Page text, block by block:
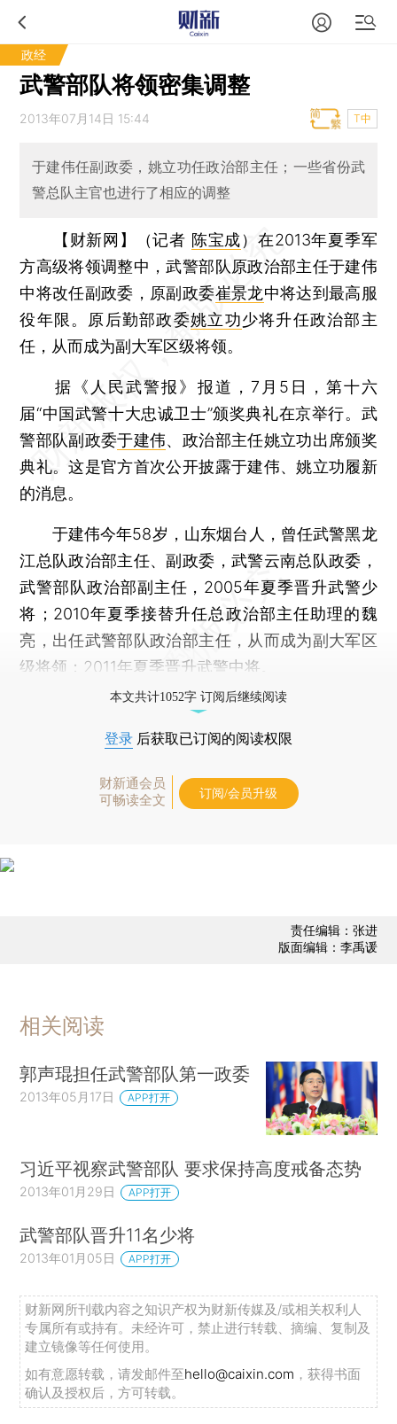
政经
武警部队将领密集调整
2013年07月14日 15:44 T中
于建伟任副政委，姚立功任政治部主任；一些省份武
警总队主官也进行了相应的调整
【财新网】（记者 陈宝成） 在2013年夏季军
方高级将领调整中，武警部队原政治部主任于建伟
中将改任副政委，原副政委崔景龙中将达到最高服
役年限。原后勤部政委姚立功少将升任政治部主
任，从而成为副大军区级将领。
据《人民武警报》报道，7月5日，第十六
届“中国武警十大忠诚卫士”颁奖典礼在京举行。武
警部队副政委于建伟、政治部主任姚立功出席颁奖
典礼。这是官方首次公开披露于建伟、姚立功履新
的消息。
于建伟今年58岁，山东烟台人，曾任武警黑龙
江总队政治部主任、副政委，武警云南总队政委，
武警部队政治部副主任，2005年夏季晋升武警少
将；2010年夏季接替升任总政治部主任助理的魏
亮，出任武警部队政治部主任，从而成为副大军区
级将领；2011年夏季晋升武警中将。
本文共计1052字 订阅后继续阅读
登录 后获取已订阅的阅读权限
财新通会员
可畅读全文
订阅/会员升级
责任编辑：张进
版面编辑：李禹谖
相关阅读
郭声琨担任武警部队第一政委
2013年05月17日 APP打开
习近平视察武警部队 要求保持高度戒备态势
2013年01月29日 APP打开
武警部队晋升11名少将
2013年01月05日 APP打开
财新网所刊载内容之知识产权为财新传媒及/或相关权利人
专属所有或持有。未经许可，禁止进行转载、摘编、复制及
建立镜像等任何使用。
如有意愿转载，请发邮件至hello@caixin.com ，获得书面
确认及授权后，方可转载。